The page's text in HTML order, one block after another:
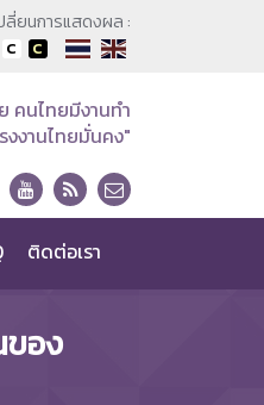
ลี่ยนการแสดงผล :
คนไทยมีงานทำ
งานไทยมั่นคง"
ติดต่อเรา
อง